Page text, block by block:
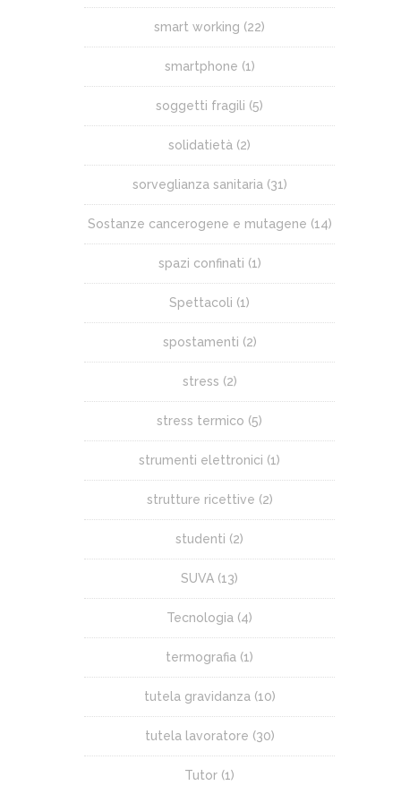
smart working (22)
smartphone (1)
soggetti fragili (5)
solidatietà (2)
sorveglianza sanitaria (31)
Sostanze cancerogene e mutagene (14)
spazi confinati (1)
Spettacoli (1)
spostamenti (2)
stress (2)
stress termico (5)
strumenti elettronici (1)
strutture ricettive (2)
studenti (2)
SUVA (13)
Tecnologia (4)
termografia (1)
tutela gravidanza (10)
tutela lavoratore (30)
Tutor (1)